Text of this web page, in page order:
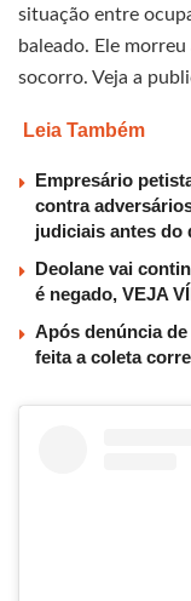
situação entre
baleado. Ele
socorro. Veja a
Leia Também
Empresário
contra
judiciais antes do
Deolane vai
é negado, VEJA
Após denúncia
feita a coleta